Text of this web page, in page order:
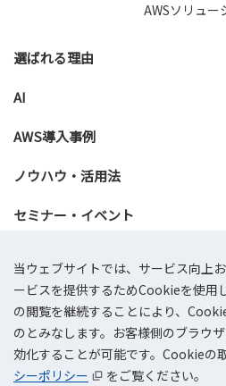
当ウェブサイトでは、サービス向上
ービスを提供するためCookieを使用
の閲覧を継続することにより、
のとみなします。お客様側のブラウ
効化することが可能です。Cookieの
シーポリシー
をご覧ください。
AWSソリュー
選ばれる理由
AI
AWS導入事例
ノウハウ・活用法
セミナー・イベント
お問い合わせ
会社概要プライバシーポリシー 情報セキュ
AWSリセールサービス利用規約